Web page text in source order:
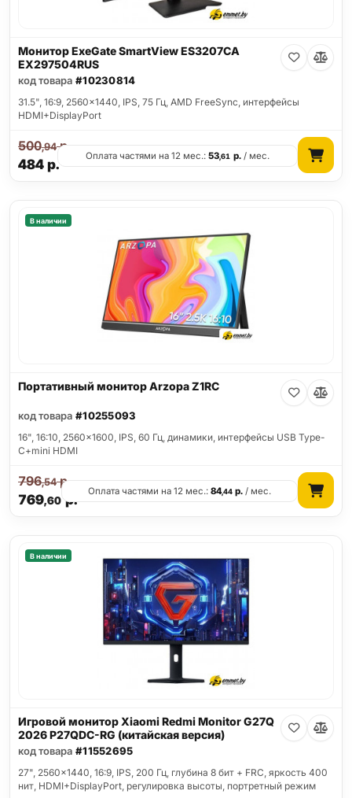
Монитор ExeGate SmartView ES3207CA
EX297504RUS
код товара #10230814
31.5", 16:9, 2560x1440, IPS, 75 Гц, AMD FreeSync, интерфейсы
HDMI+DisplayPort
484р.
500,94р.
Оплата частями на 12 мес.:53,61 р./ мес.
В наличии
Портативный монитор Arzopa Z1RC
код товара #10255093
16", 16:10, 2560x1600, IPS, 60 Гц, динамики, интерфейсы USB Type-
C+mini HDMI
769,60р.
796,54р.
Оплата частями на 12 мес.:84,44 р. / мес.
В наличии
Игровой монитор Xiaomi Redmi Monitor G27Q
2026 P27QDC-RG (китайская версия)
код товара #11552695
27", 2560x1440, 16:9, IPS, 200 Гц, глубина 8 бит + FRC, яркость 400
нит, HDMI+DisplayPort, регулировка высоты, портретный режим